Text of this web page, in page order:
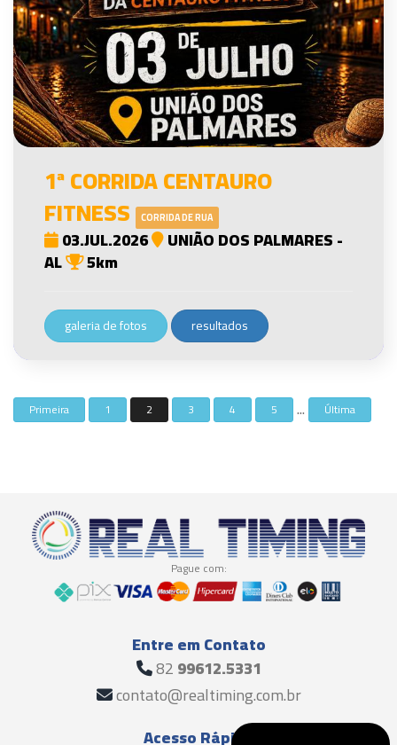
1ª CORRIDA CENTAURO
FITNESS CORRIDA DE RUA
03.JUL.2026 UNIÃO DOS PALMARES -
AL 5km
galeria de fotos resultados
Primeira 1 2 3 4 5 ... Última
Pague com:
Entre em Contato
8299612.5331
contato@realtiming.com.br
Acesso Rápido